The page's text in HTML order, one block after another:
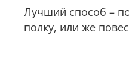
Лучший способ –
полку, или же